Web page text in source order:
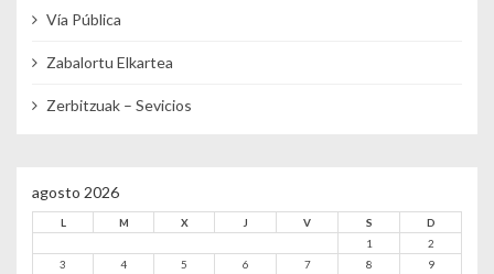
Vía Pública
Zabalortu Elkartea
Zerbitzuak – Sevicios
agosto 2026
L M X J V S
D
1
2
3
4 5 6 7 8
9